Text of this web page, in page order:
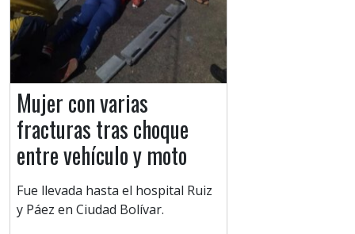
Mujer con varias
fracturas tras choque
entre vehículo y moto
Fue llevada hasta el hospital Ruiz
y Páez en Ciudad Bolívar.